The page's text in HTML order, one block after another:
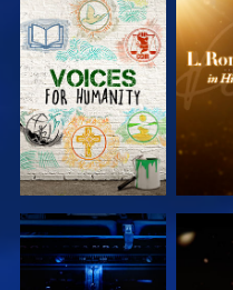
DÉCOUVRIR
LES SÉRIES
DÉCOUVRIR